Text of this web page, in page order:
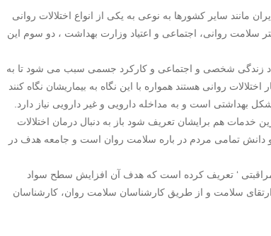
بهداشت ، حدود ۲۳ درصد جمعیت ایران مانند سایر کشورها به نوعی به یکی از انواع اختلالات روانی
سلامت روانی، اجتماعی و اعتیاد وزارت بهداشت ، دو سوم این
ابعاد زندگی شخصی و اجتماعی و کارکرد جسمی سبب می شود تا به
روانی هستند همواره با این نگاه به بیماریشان نگاه کنند
بهداشتی است و به مداخله دارویی و غیر دارویی نیاز دارد.
خدمات هم برایشان تعریف شود باز به دنبال درمان اختلالات
و دانش تمامی مردم در باره سلامت روان است و جامعه هدف در
مراقبتی ‘ تعریف کرده است که هدف آن افزایش سطح سواد
سلامت و از طریق کارشناسان سلامت روان، کارشناسان